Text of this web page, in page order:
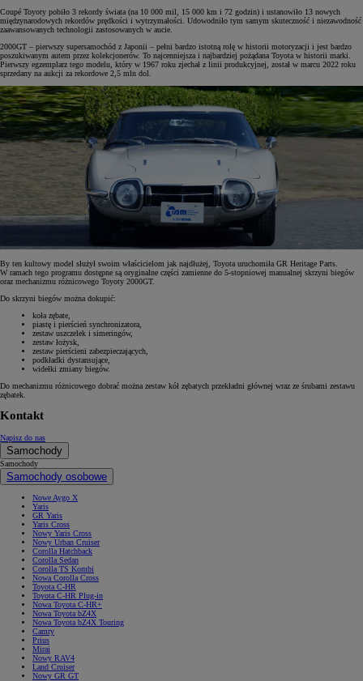
Coupé Toyoty pobiło 3 rekordy świata (na 10 000 mil, 15 000 km i 72 godzin) i ustanowiło 13 nowych
międzynarodowych rekordów prędkości i wytrzymałości. Udowodniło tym samym skuteczność i niezawodność
zaawansowanych technologii zastosowanych w aucie.
2000GT – pierwszy supersamochód z Japonii – pełni bardzo istotną rolę w historii motoryzacji i jest bardzo
poszukiwanym autem przez kolekcjonerów. To najcenniejsza i najbardziej pożądana Toyota w historii marki.
Pierwszy egzemplarz tego modelu, który w 1967 roku zjechał z linii produkcyjnej, został w marcu 2022 roku
sprzedany na aukcji za rekordowe 2,5 mln dol.
By ten kultowy model służył swoim właścicielom jak najdłużej, Toyota uruchomiła GR Heritage Parts.
W ramach tego programu dostępne są oryginalne części zamienne do 5-stopniowej manualnej skrzyni biegów
oraz mechanizmu różnicowego Toyoty 2000GT.
Do skrzyni biegów można dokupić:
koła zębate,
piastę i pierścień synchronizatora,
zestaw uszczelek i simeringów,
zestaw łożysk,
zestaw pierścieni zabezpieczających,
podkładki dystansujące,
widełki zmiany biegów.
Do mechanizmu różnicowego dobrać można zestaw kół zębatych przekładni głównej wraz ze śrubami zestawu
zębatek.
Kontakt
Napisz do nas
Samochody
Samochody
Samochody osobowe
Nowe Aygo X
Yaris
GR Yaris
Yaris Cross
Nowy Yaris Cross
Nowy Urban Cruiser
Corolla Hatchback
Corolla Sedan
Corolla TS Kombi
Nowa Corolla Cross
Toyota C-HR
Toyota C-HR Plug-in
Nowa Toyota C-HR+
Nowa Toyota bZ4X
Nowa Toyota bZ4X Touring
Camry
Prius
Mirai
Nowy RAV4
Land Cruiser
Nowy GR GT